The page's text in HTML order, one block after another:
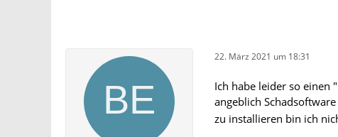
22. März 2021 um 18:31
Ich habe leider so einen
angeblich
zu installieren bin ich